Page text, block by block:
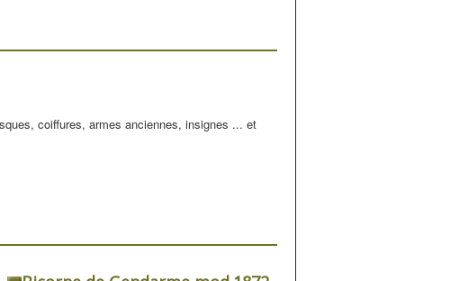
coiffures, armes anciennes, insignes ... et